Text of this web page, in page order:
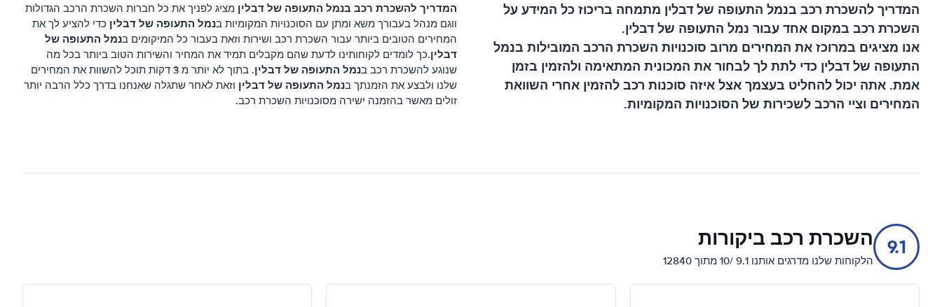
המדריך להשכרת רכב בנמל התעופה של דבלין מתמחה בריכוז כל המידע על
השכרת רכב במקום אחד עבור נמל התעופה של דבלין.
אנו מציגים במרוכז את המחירים מרוב סוכנויות השכרת הרכב המובילות בנמל
התעופה של דבלין כדי לתת לך לבחור את המכונית המתאימה ולהזמין בזמן
אמת. אתה יכול להחליט בעצמך אצל איזה סוכנות רכב להזמין אחרי השוואת
המחירים וציי הרכב לשכירות של הסוכנויות המקומיות.
המדריך להשכרת רכב בנמל התעופה של דבלין מציג לפניך את כל חברות השכרת הרכב הגדולות
ווגם מנהל בעבורך משא ומתן עם הסוכנויות המקומיות בנמל התעופה של דבלין כדי להציע לך את
המחירים הטובים ביותר עבור השכרת רכב ושירות וזאת בעבור כל המיקומים בנמל התעופה של
דבלין.כך לומדים לקוחותינו לדעת שהם מקבלים תמיד את המחיר והשירות הטוב ביותר בכל מה
שנוגע להשכרת רכב בנמל התעופה של דבלין
. בתוך לא יותר מ 3 דקות תוכל להשוות את המחירים
שלנו ולבצע את הזמנתך בנמל התעופה של דבלין וזאת לאחר שתגלה שאנחנו בדרך כלל הרבה יותר
זולים מאשר בהזמנה ישירה מסוכנויות השכרת רכב.
9.1 השכרת רכב ביקורות
הלקוחות שלנו מדרגים אותנו 9.1 /10 מתוך 12840